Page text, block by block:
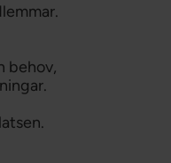
behov,